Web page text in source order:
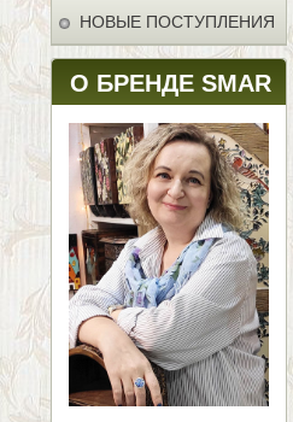
НОВЫЕ ПОСТУПЛЕНИЯ
О БРЕНДЕ SMAR